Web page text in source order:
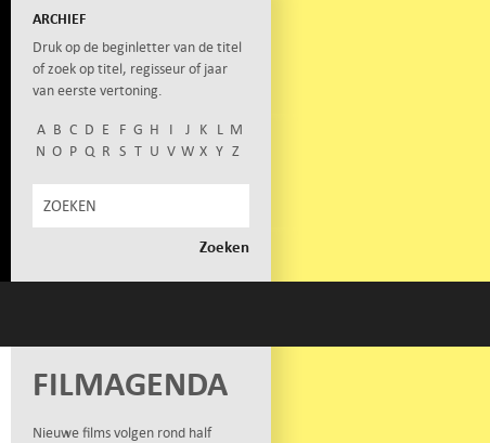
ARCHIEF
Druk op de beginletter van de titel
of zoek op titel, regisseur of jaar
van eerste vertoning.
A B C D E F G H I J K L M
N O P Q R S T U V W X Y Z
FILMAGENDA
Nieuwe films volgen rond half